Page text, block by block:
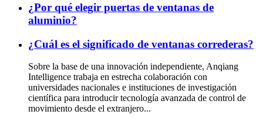
¿Por qué elegir puertas de ventanas de
aluminio?
¿Cuál es el significado de ventanas correderas?
Sobre la base de una innovación independiente, Anqiang
Intelligence trabaja en estrecha colaboración con
universidades nacionales e instituciones de investigación
científica para introducir tecnología avanzada de control de
movimiento desde el extranjero...